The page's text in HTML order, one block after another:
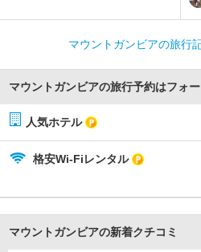
マウントガンビアの旅行
マウントガンビアの旅行予約はフォ
人気ホテル
格安Wi-Fiレンタル
マウントガンビアの新着クチコミ